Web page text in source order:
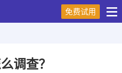
免费试用
调查？